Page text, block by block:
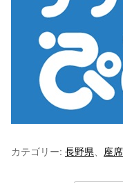
カテゴリー: 長野県 座